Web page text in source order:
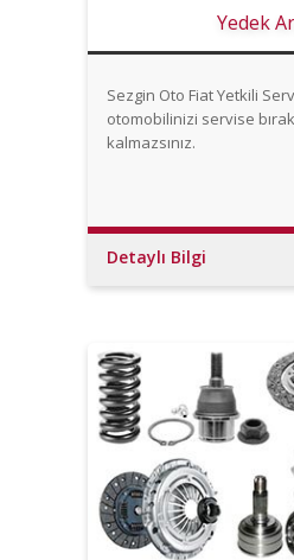
Yedek
Sezgin Oto Fiat Yetkili
otomobilinizi servise
kalmazsınız.
Detaylı Bilgi